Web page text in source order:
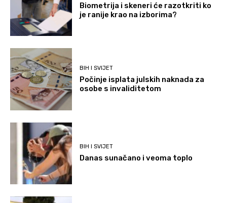
Biometrija i skeneri će razotkriti ko
je ranije krao na izborima?
BIH I SVIJET
Počinje isplata julskih naknada za
osobe s invaliditetom
BIH I SVIJET
Danas sunačano i veoma toplo